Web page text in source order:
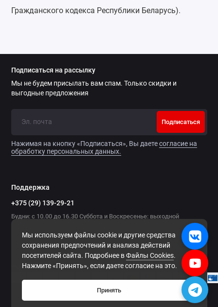
Гражданского кодекса Республики Беларусь).
Мы используем файлы cookie и другие средства
сохранения предпочтений и анализа действий
посетителей сайта. Подробнее вФайлы Cookies.
Нажмите «Принять», если даете согласие на это.
Принять
Подписаться на рассылку
Мы не будем присылать вам спам. Только скидки и
выгодные предложения
Подписаться
Нажимая на кнопку «Подписаться», Вы даетесогласие на
обработку персональных данных.
Поддержка
+375 (29) 139-29-21
Будни: с 10.00 до 16.30 Суббота и Воскресенье: выходной